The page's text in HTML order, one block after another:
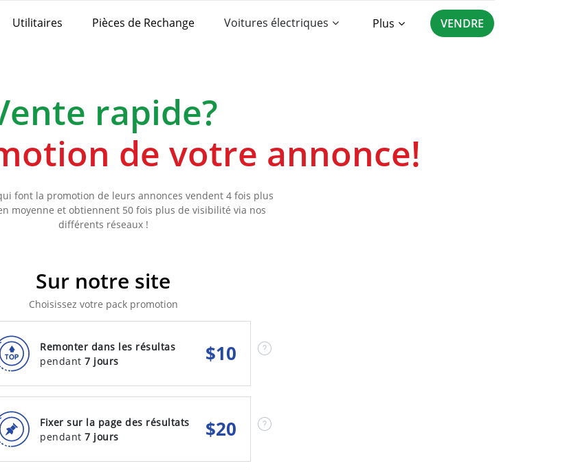
Utilitaires Pièces de Rechange Voitures électriques Plus VENDRE
rapide?
de votre annonce!
font la promotion de leurs annonces vendent 4 fois plus
moyenne et obtiennent 50 fois plus de visibilité via nos
différents réseaux !
Sur notre site
Choisissez votre pack promotion
Remonter dans les résultas
pendant 7 jours $10
Fixer sur la page des résultats
pendant 7 jours $20